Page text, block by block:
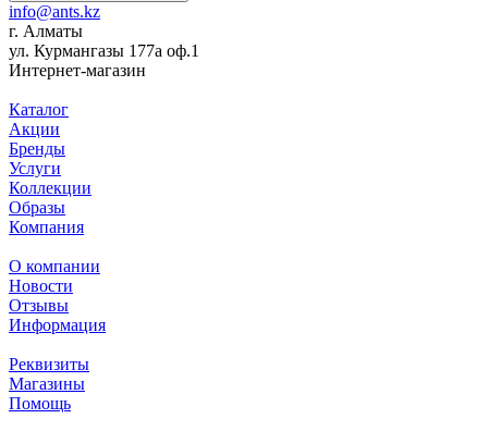
info@ants.kz
г. Алматы
ул. Курмангазы 177а оф.1
Интернет-магазин
Каталог
Акции
Бренды
Услуги
Коллекции
Образы
Компания
О компании
Новости
Отзывы
Информация
Реквизиты
Магазины
Помощь